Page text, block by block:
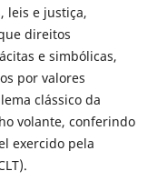
leis e justiça,
direitos
e simbólicas,
por valores
clássico da
volante, conferindo
exercido pela